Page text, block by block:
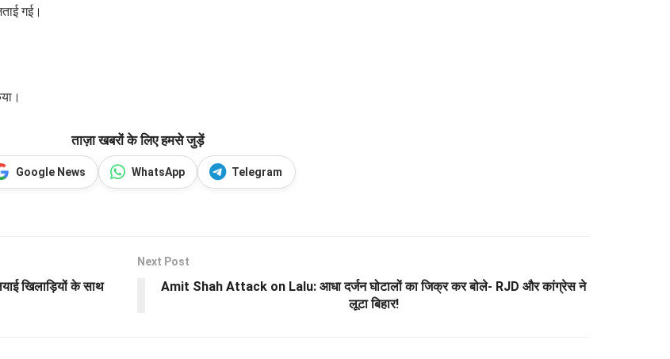
गई।
ताज़ा खबरों के लिए हमसे जुड़ें
Google News WhatsApp Telegram
खिलाड़ियों के साथ
Next Post
Amit Shah Attack on Lalu: आधा दर्जन घोटालों का जिक्र कर बोले- RJD और कांग्रेस ने
लूटा बिहार!